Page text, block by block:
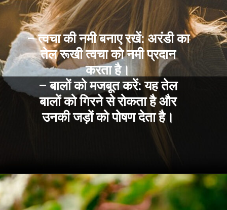
– त्वचा की नमी बनाए रखें: अरंडी का
तेल रूखी त्वचा को नमी प्रदान
करता है।
– बालों को मजबूत करें: यह तेल
बालों को गिरने से रोकता है और
उनकी जड़ों को पोषण देता है।